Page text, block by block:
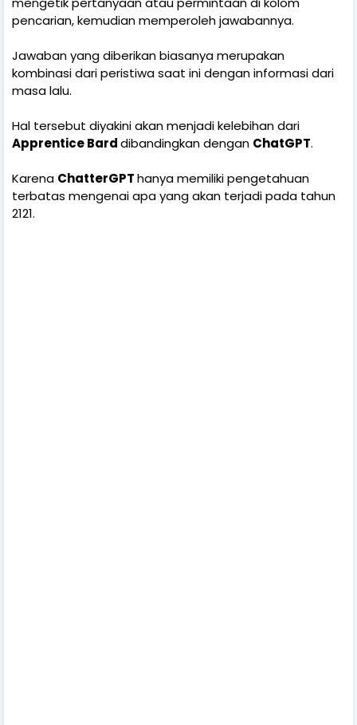
pencarian, kemudian memperoleh jawabannya.
Jawaban yang diberikan biasanya merupakan
kombinasi dari peristiwa saat ini dengan informasi dari
masa lalu.
Hal tersebut diyakini akan menjadi kelebihan dari
Apprentice Barddibandingkan dengan ChatGPT.
Karena ChatterGPThanya memiliki pengetahuan
terbatas mengenai apa yang akan terjadi pada tahun
2121.